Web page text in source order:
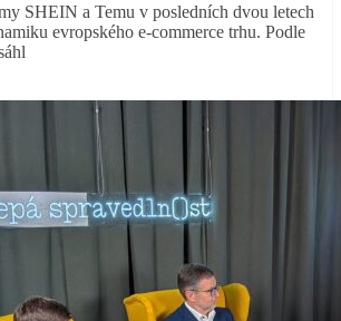
SHEIN a Temu v posledních dvou letech
evropského e-commerce trhu. Podle